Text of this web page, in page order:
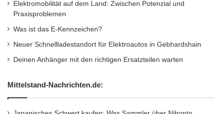
Elektromobilität auf dem Land: Zwischen Potenzial und
Praxisproblemen
Was ist das E-Kennzeichen?
Neuer Schnellladestandort für Elektroautos in Gebhardshain
Deinen Anhänger mit den richtigen Ersatzteilen warten
Mittelstand-Nachrichten.de: